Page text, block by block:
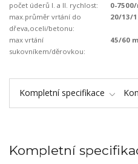
počet úderů I. a II. rychlost:
0-
max.průměr vrtání do
dřeva,oceli/betonu:
20/13/
max vrtání
sukovníkem/děrovkou:
45/60
Kompletní specifikace
Kompletní